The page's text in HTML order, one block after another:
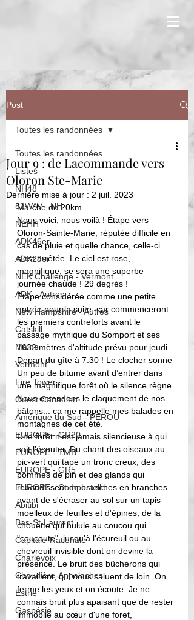
Post
Toutes les randonnées
Listes
NH48
52WAV - NH
NEHH
ADK46er
ADK29er
NEK Challenge - Vermont
ADK - Autres
New Hampshire - Autres
Catskill
Maine
Vermont
Fire Tower
Ouest Canadien
Amérique du Sud - PEROU
EUROPE - GR20
EUROPE - TMB
EUROPE - GR5
EUROPE - Compostelle
Abitibi
Bas-St-Laurent
Capitale-Nationale
Charlevoix
Chaudière-Appalaches
Estrie
Gaspésie
Toutes les randonnées
Jour 9 : de Lacommande vers
Oloron Ste-Marie
Dernière mise à jour : 2 juil. 2023
Marche de 20km.
Nous voici, nous voilà ! Étape vers
Oloron-Sainte-Marie, réputée difficile en
cas de pluie et quelle chance, celle-ci
s’est arrêtée. Le ciel est rose,
magnifique, se sera une superbe
journée chaude ! 29 degrés !
Étape considérée comme une petite
entrée pour la suite, car commenceront
les premiers contreforts avant le
passage mythique du Somport et ses
1632 mètres d'altitude prévu pour jeudi.
Depart du gîte à 7:30 ! Le clocher sonne
Un peu de bitume avant d’entrer dans
une magnifique forêt où le silence règne.
Nous entendons le claquement de nos
bâtons... ça me rappelle mes balades en
montagnes de cet été.
Une forêt n'est jamais silencieuse à qui
sait l'écouter. Du chant des oiseaux au
pic-vert qui tape un tronc creux, des
pommes de pin et des glands qui
rebondissent de branches en branches
avant de s'écraser au sol sur un tapis
moelleux de feuilles et d'épines, de la
chouette qui hulule au coucou qui
"coucoute", jusqu'à l'écureuil ou au
chevreuil invisible dont on devine la
présence. Le bruit des bûcherons qui
travaillent, qui nous saluent de loin. On
ferme les yeux et on écoute. Je ne
connais bruit plus apaisant que de rester
immobile au cœur d'une foret,